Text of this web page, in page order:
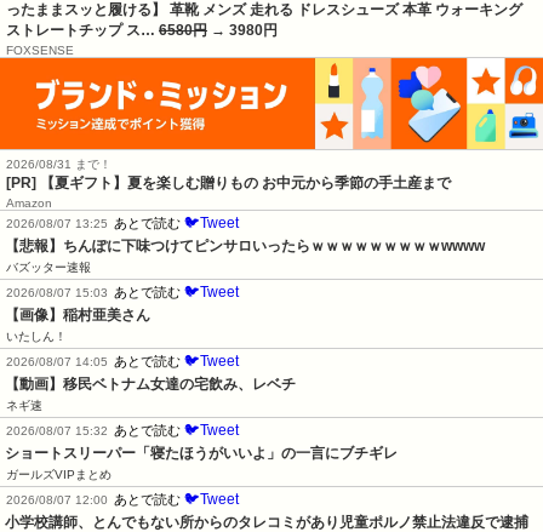
ったままスッと履ける】 革靴 メンズ 走れる ドレスシューズ 本革 ウォーキング
ストレートチップ ス… 6580円 → 3980円
FOXSENSE
2026/08/31 まで！
[PR] 【夏ギフト】夏を楽しむ贈りもの お中元から季節の手土産まで
Amazon
2026/08/07 13:25
あとで読む 🐦Tweet
【悲報】ちんぽに下味つけてピンサロいったらｗｗｗｗｗｗｗｗｗwwww
バズッター速報
2026/08/07 15:03
あとで読む 🐦Tweet
【画像】稲村亜美さん
いたしん！
2026/08/07 14:05
あとで読む 🐦Tweet
【動画】移民ベトナム女達の宅飲み、レベチ
ネギ速
2026/08/07 15:32
あとで読む 🐦Tweet
ショートスリーパー「寝たほうがいいよ」の一言にブチギレ
ガールズVIPまとめ
2026/08/07 12:00
あとで読む 🐦Tweet
小学校講師、とんでもない所からのタレコミがあり児童ポルノ禁止法違反で逮捕